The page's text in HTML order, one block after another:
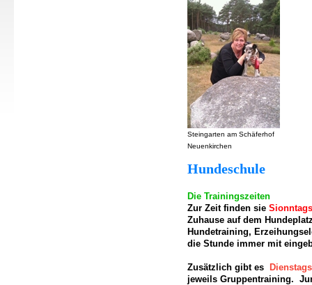
Steingarten am Schäferhof
Neuenkirchen
Hundeschule
Die Trainingszeiten
Zur Zeit finden sie
Zuhause auf dem
Hundetraining,
die Stunde immer mit
Zusätzlich gibt es
jeweils Gruppentraining.